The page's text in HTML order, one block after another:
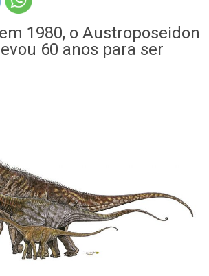
1980, o Austroposeidon
60 anos para ser